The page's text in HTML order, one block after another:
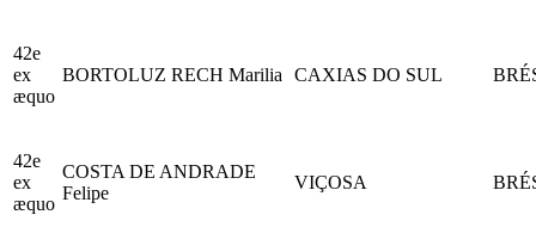
42e
ex
æquo
BORTOLUZ RECH Marilia CAXIAS DO SUL
42e
ex
æquo
COSTA DE ANDRADE
Felipe
VIÇOSA